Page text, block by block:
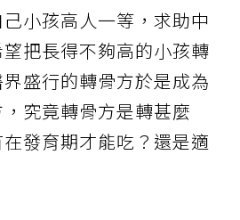
小孩高人一等，求助中
望把長得不夠高的小孩轉
盛行的轉骨方於是成為
究竟轉骨方是轉甚麼
發育期才能吃？還是適